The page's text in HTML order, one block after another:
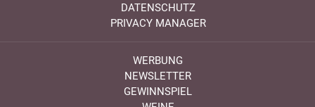
DATENSCHUTZ
PRIVACY MANAGER
WERBUNG
NEWSLETTER
GEWINNSPIEL